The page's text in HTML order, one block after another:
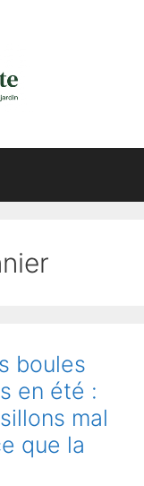
boules
en été :
mal
que la